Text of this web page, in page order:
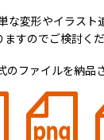
な変形やイラスト
すのでご検討くだ
ファイルを納品